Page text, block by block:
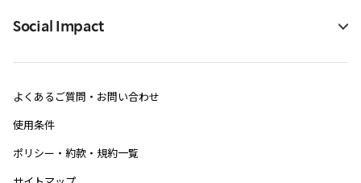
Social Impact
よくあるご質問・お問い合わせ
使用条件
ポリシー・約款・規約一覧